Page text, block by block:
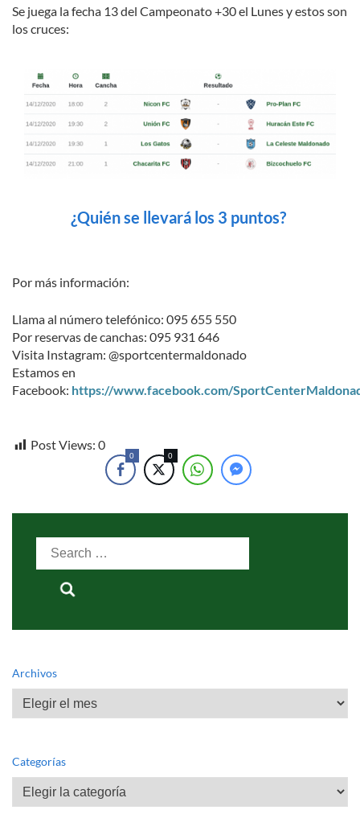
Se juega la fecha 13 del Campeonato +30 el Lunes y estos son
los cruces:
¿Quién se llevará los 3 puntos?
Por más información:
Llama al número telefónico: 095 655 550
Por reservas de canchas: 095 931 646
Visita Instagram: @sportcentermaldonado
Estamos en
Facebook: https://www.facebook.com/
Post Views: 0
0 0
Search
Archivos
Archivos
Categorías
Categorías